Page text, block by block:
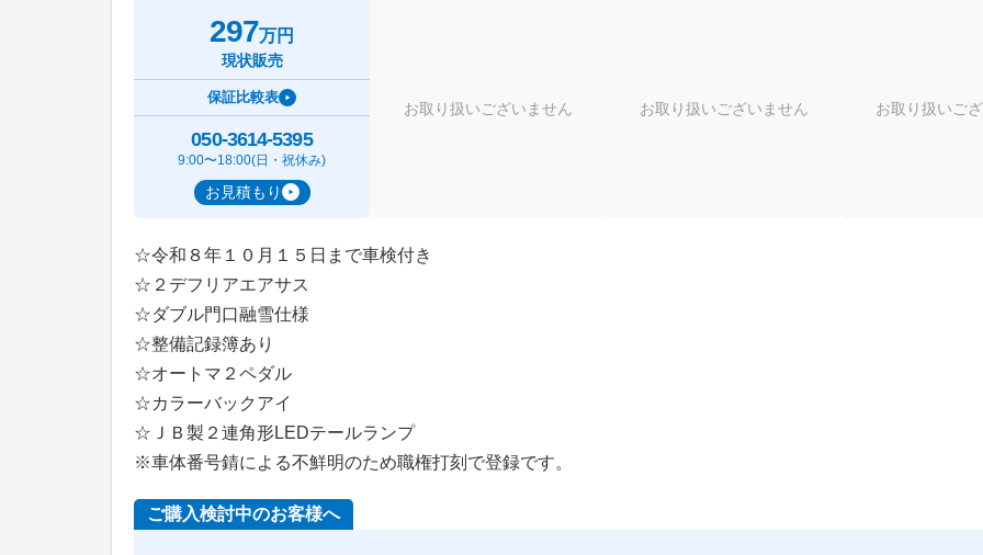
297万円
現状販売
保証比較表
050-3614-5395
9:00〜18:00(日・祝休み)
お見積もり
お取り扱いございません お取り扱いございません お取り扱いご
☆令和８年１０月１５日まで車検付き
☆２デフリアエアサス
☆ダブル門口融雪仕様
☆整備記録簿あり
☆オートマ２ペダル
☆カラーバックアイ
☆ＪＢ製２連角形LEDテールランプ
※車体番号錆による不鮮明のため職権打刻で登録です。
ご購入検討中のお客様へ